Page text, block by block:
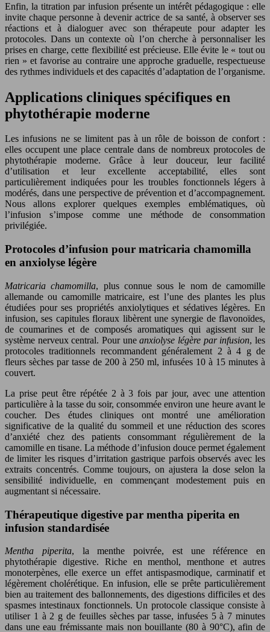
Enfin, la titration par infusion présente un intérêt pédagogique : elle
invite chaque personne à devenir actrice de sa santé, à observer ses
réactions et à dialoguer avec son thérapeute pour adapter les
protocoles. Dans un contexte où l’on cherche à personnaliser les
prises en charge, cette flexibilité est précieuse. Elle évite le « tout ou
rien » et favorise au contraire une approche graduelle, respectueuse
des rythmes individuels et des capacités d’adaptation de l’organisme.
Applications cliniques spécifiques en
phytothérapie moderne
Les infusions ne se limitent pas à un rôle de boisson de confort :
elles occupent une place centrale dans de nombreux protocoles de
phytothérapie moderne. Grâce à leur douceur, leur facilité
d’utilisation et leur excellente acceptabilité, elles sont
particulièrement indiquées pour les troubles fonctionnels légers à
modérés, dans une perspective de prévention et d’accompagnement.
Nous allons explorer quelques exemples emblématiques, où
l’infusion s’impose comme une méthode de consommation
privilégiée.
Protocoles d’infusion pour matricaria chamomilla
en anxiolyse légère
Matricaria chamomilla, plus connue sous le nom de camomille
allemande ou camomille matricaire, est l’une des plantes les plus
étudiées pour ses propriétés anxiolytiques et sédatives légères. En
infusion, ses capitules floraux libèrent une synergie de flavonoïdes,
de coumarines et de composés aromatiques qui agissent sur le
système nerveux central. Pour uneanxiolyse légère par infusion, les
protocoles traditionnels recommandent généralement 2 à 4 g de
fleurs sèches par tasse de 200 à 250 ml, infusées 10 à 15 minutes à
couvert.
La prise peut être répétée 2 à 3 fois par jour, avec une attention
particulière à la tasse du soir, consommée environ une heure avant le
coucher. Des études cliniques ont montré une amélioration
significative de la qualité du sommeil et une réduction des scores
d’anxiété chez des patients consommant régulièrement de la
camomille en tisane. La méthode d’infusion douce permet également
de limiter les risques d’irritation gastrique parfois observés avec les
extraits concentrés. Comme toujours, on ajustera la dose selon la
sensibilité individuelle, en commençant modestement puis en
augmentant si nécessaire.
Thérapeutique digestive par mentha piperita en
infusion standardisée
Mentha piperita, la menthe poivrée, est une référence en
phytothérapie digestive. Riche en menthol, menthone et autres
monoterpènes, elle exerce un effet antispasmodique, carminatif et
légèrement cholérétique. En infusion, elle se prête particulièrement
bien au traitement des ballonnements, des digestions difficiles et des
spasmes intestinaux fonctionnels. Un protocole classique consiste à
utiliser 1 à 2 g de feuilles sèches par tasse, infusées 5 à 7 minutes
dans une eau frémissante mais non bouillante (80 à 90°C), afin de